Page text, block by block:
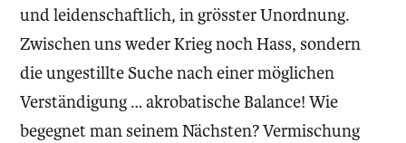
und leidenschaftlich, in grösster Unordnung.
Zwischen uns weder Krieg noch Hass, sondern
die ungestillte Suche nach einer möglichen
Verständigung … akrobatische Balance! Wie
begegnet man seinem Nächsten? Vermischung